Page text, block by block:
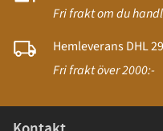
Fri frakt om du
Hemleverans DHL
Fri frakt över 2000:-